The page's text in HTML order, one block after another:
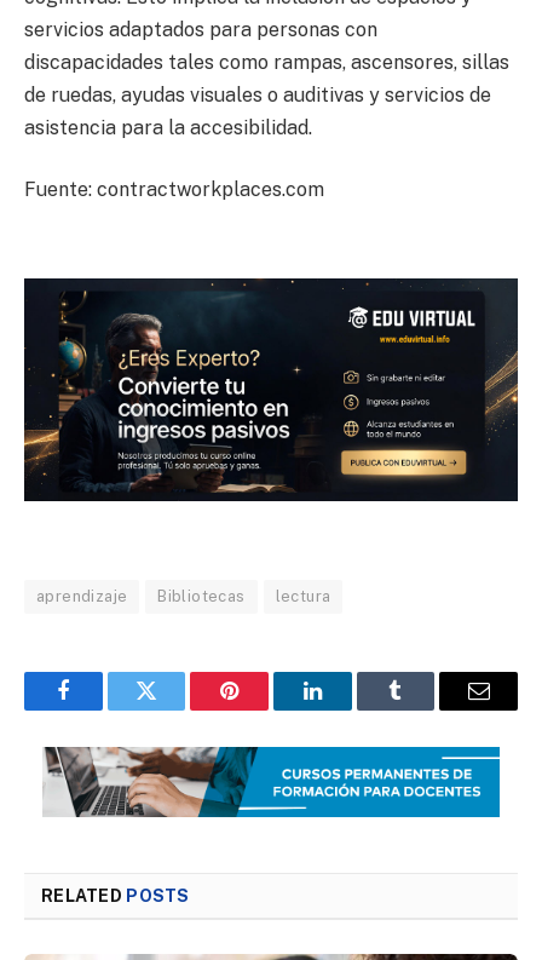
servicios adaptados para personas con
discapacidades tales como rampas, ascensores, sillas
de ruedas, ayudas visuales o auditivas y servicios de
asistencia para la accesibilidad.
Fuente: contractworkplaces.com
aprendizaje Bibliotecas lectura
FacebookTwitter Pinterest LinkedInTumblr Email
RELATED POSTS